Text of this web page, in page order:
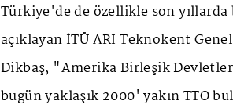
Türkiye'de de özellikle son yıllarda
açıklayan İTÜ ARI Teknokent
Dikbaş, "Amerika Birleşik
bugün yaklaşık 2000' yakın TTO